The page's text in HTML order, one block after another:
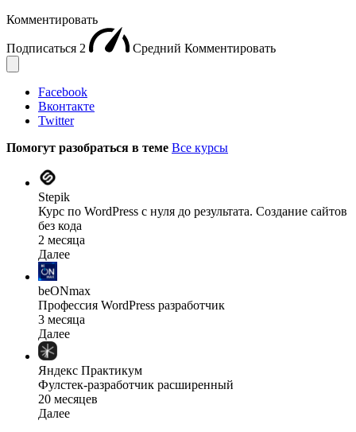
Комментировать
Подписаться 2 Средний Комментировать
Facebook
Вконтакте
Twitter
Помогут разобраться в теме Все курсы
Stepik
Курс по WordPress с нуля до результата. Создание сайтов
без кода
2 месяца
Далее
beONmax
Профессия WordPress разработчик
3 месяца
Далее
Яндекс Практикум
Фулстек-разработчик расширенный
20 месяцев
Далее